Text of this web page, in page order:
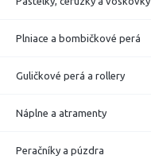
Plniace a bombičkové perá
Guličkové perá a rollery
Náplne a atramenty
Peračníky a púzdra